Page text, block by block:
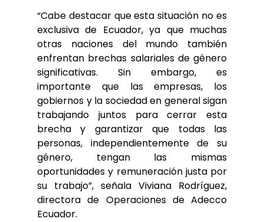
“Cabe destacar que esta situación no es
exclusiva de Ecuador, ya que muchas
otras naciones del mundo también
enfrentan brechas salariales de género
significativas. Sin embargo, es
importante que las empresas, los
gobiernos y la sociedad en general sigan
trabajando juntos para cerrar esta
brecha y garantizar que todas las
personas, independientemente de su
género, tengan las mismas
oportunidades y remuneración justa por
su trabajo”, señala Viviana Rodríguez,
directora de Operaciones de Adecco
Ecuador.